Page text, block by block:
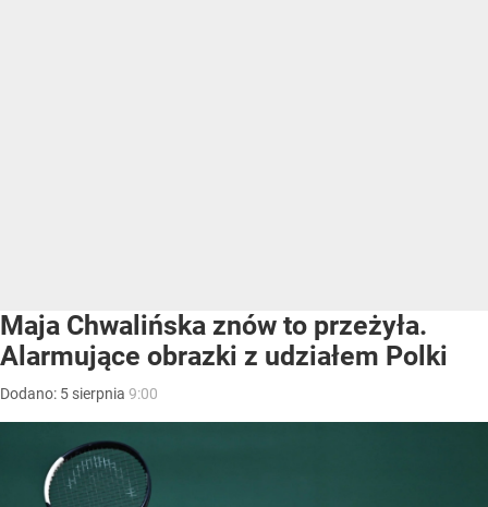
Maja Chwalińska znów to przeżyła.
Alarmujące obrazki z udziałem Polki
Dodano: 5 sierpnia 9:00